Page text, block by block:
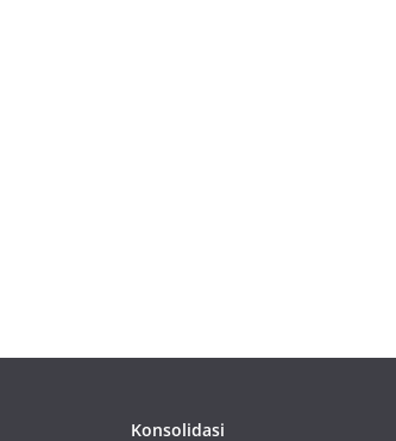
Konsolidasi